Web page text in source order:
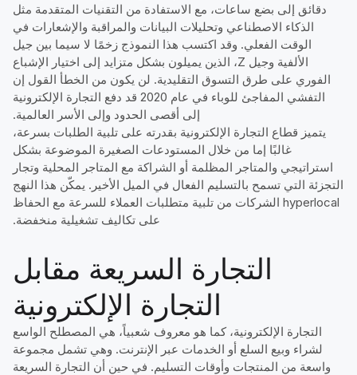
دقائق إلى بضع ساعات، مع الاستفادة من التقنيات المتقدمة مثل
الذكاء الاصطناعي وتحليلات البيانات والمراقبة والإشعارات في
الوقت الفعلي. وقد اكتسب هذا النموذج زخمًا لا سيما بين جيل
الألفية وجيل Z، الذين يميلون بشكل متزايد إلى اختيار الإشباع
الفوري على طرق التسوق التقليدية. لن يكون من الخطأ القول إن
التفشي المفاجئ للوباء في عام 2020 قد دفع التجارة الإلكترونية
إلى أقصى الحدود وإلى الأسر العالمية.
يتميز قطاع التجارة الإلكترونية بقدرته على تلبية الطلبات بسرعة،
غالبًا إما من خلال المستودعات الصغيرة الموضوعة بشكل
استراتيجي والمتاجر المظلمة أو الشراكة مع المتاجر المحلية وتجار
التجزئة التي تسمح بالتسليم الفعال في الميل الأخير. يمكّن هذا النهج
hyperlocal الشركات من تلبية متطلبات العملاء للسرعة مع الحفاظ
على تكاليف تشغيلية منخفضة.
التجارة السريعة مقابل
التجارة الإلكترونية
التجارة الإلكترونية، كما هو معروف شعبياً، هي المصطلح الواسع
لشراء وبيع السلع أو الخدمات عبر الإنترنت. وهي تشمل مجموعة
واسعة من المنتجات وأوقات التسليم. في حين أن التجارة السريعة